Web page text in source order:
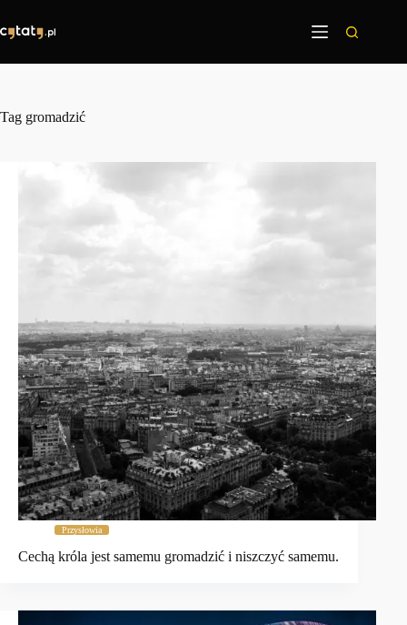
treści
Tag gromadzić
Przysłowia
Cechą króla jest samemu gromadzić i niszczyć samemu.